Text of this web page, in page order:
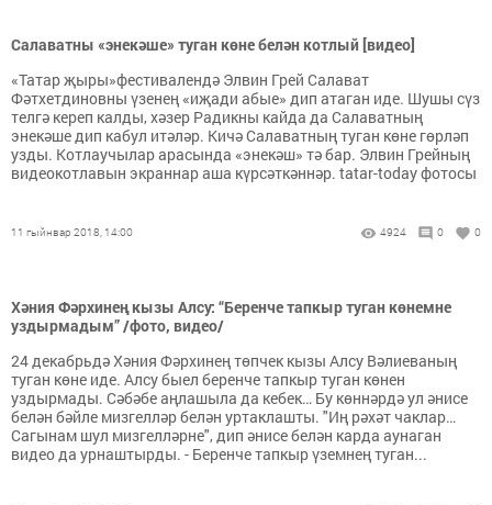
Салаватны «энекәше» туган көне белән котлый [видео]
«Татар җыры»фестивалендә Элвин Грей Салават
Фәтхетдиновны үзенең «иҗади абые» дип атаган иде. Шушы сүз
телгә кереп калды, хәзер Радикны кайда да Салаватның
энекәше дип кабул итәләр. Кичә Салаватның туган көне гөрләп
узды. Котлаучылар арасында «энекәш» тә бар. Элвин Грейның
видеокотлавын экраннар аша күрсәткәннәр. tatar-today фотосы
11 гыйнвар 2018, 14:00 4924 0 0
Хәния Фәрхинең кызы Алсу: “Беренче тапкыр туган көнемне
уздырмадым” /фото, видео/
24 декабрьдә Хәния Фәрхинең төпчек кызы Алсу Вәлиеваның
туган көне иде. Алсу быел беренче тапкыр туган көнен
уздырмады. Сәбәбе аңлашыла да кебек… Бу көннәрдә ул әнисе
белән бәйле мизгелләр белән уртаклашты. "Иң рәхәт чаклар…
Сагынам шул мизгелләрне", дип әнисе белән карда аунаган
видео да урнаштырды. - Беренче тапкыр үземнең туган...